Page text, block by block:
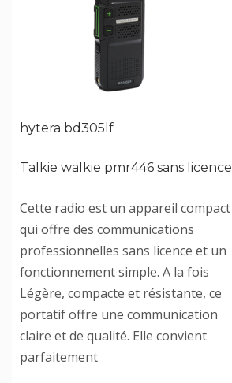
hytera bd305lf
Talkie walkie pmr446 sans licence
Cette radio est un appareil compact
qui offre des communications
professionnelles sans licence et un
fonctionnement simple. A la fois
Légère, compacte et résistante, ce
portatif offre une communication
claire et de qualité. Elle convient
parfaitement